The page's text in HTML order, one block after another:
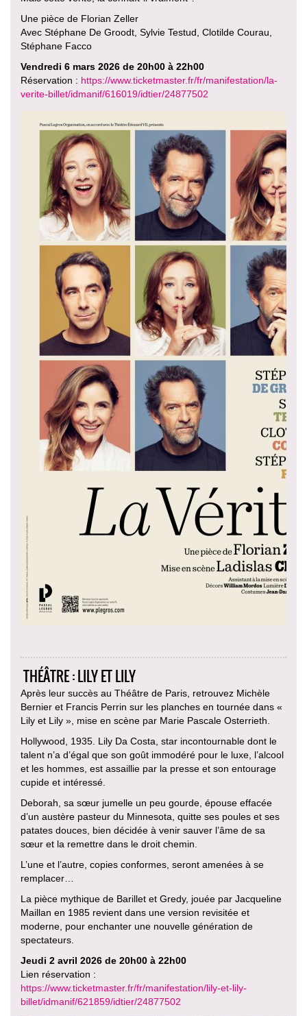
Une pièce de Florian Zeller
Avec Stéphane De Groodt, Sylvie Testud, Clotilde Courau,
Stéphane Facco
Vendredi 6 mars 2026 de 20h00 à 22h00
Réservation : https://www.ticketmaster.fr/fr/manifestation/la-
verite-billet/idmanif/616019/idtier/24877502
THÉÂTRE : LILY ET LILY
Après leur succès au Théâtre de Paris, retrouvez Michèle
Bernier et Francis Perrin sur les planches en tournée dans «
Lily et Lily », mise en scène par Marie Pascale Osterrieth.
Hollywood, 1935. Lily Da Costa, star incontournable dont le
talent n’a d’égal que son goût immodéré pour le luxe, l’alcool
et les hommes, est assaillie par la presse et son entourage
cupide et intéressé.
Deborah, sa sœur jumelle un peu gourde, épouse effacée
d’un austère pasteur du Minnesota, quitte ses poules et ses
patates douces, bien décidée à venir sauver l’âme de sa
sœur et la remettre dans le droit chemin.
L’une et l’autre, copies conformes, seront amenées à se
remplacer…
La pièce mythique de Barillet et Gredy, jouée par Jacqueline
Maillan en 1985 revient dans une version revisitée et
moderne, pour enchanter une nouvelle génération de
spectateurs.
Jeudi 2 avril 2026 de 20h00 à 22h00
Lien réservation :
https://www.ticketmaster.fr/fr/manifestation/lily-et-lily-
billet/idmanif/621859/idtier/24877502